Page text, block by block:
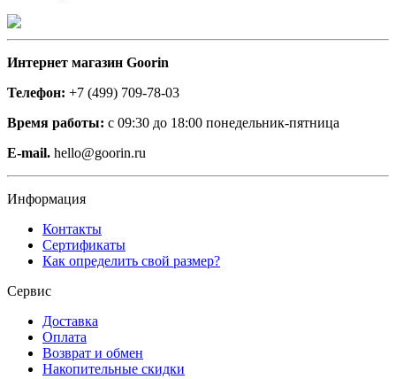
Интернет магазин Goorin
Телефон: +7 (499) 709-78-03
Время работы: с 09:30 до 18:00 понедельник-пятница
E-mail. hello@goorin.ru
Информация
Контакты
Сертификаты
Как определить свой размер?
Сервис
Доставка
Оплата
Возврат и обмен
Накопительные скидки